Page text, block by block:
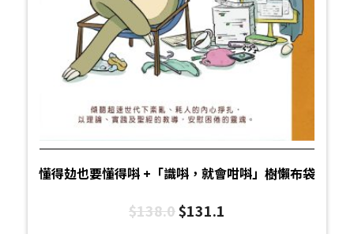
懂得攰也要懂得唞 +「識唞，就會咁唞」樹懶布袋
$138.0$131.1